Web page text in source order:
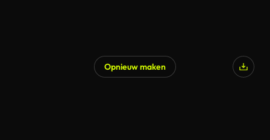
Opnieuw maken